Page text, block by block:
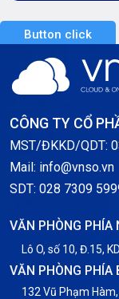
Server Dedicated
Server GPU
Server Windows
Thông báo
Thông tin chung
Tin tức
VNPT
Button click
CÔNG TY CỔ
MST/ĐKKD/QDT:
Mail: info@vnso.vn
SDT: 028 7309
VĂN PHÒNG PHÍA
Lô O, số 10, Đ.15,
VĂN PHÒNG PHÍA
132 Vũ Phạm